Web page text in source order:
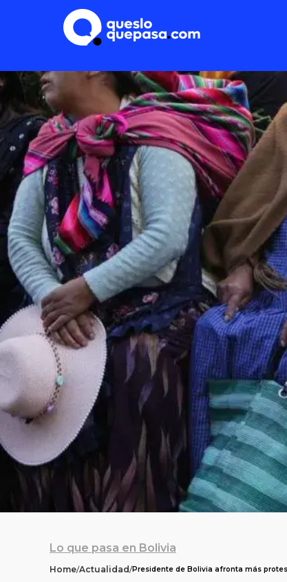
Lo que pasa en Bolivia
Home/Actualidad/Presidente de Bolivia afronta más